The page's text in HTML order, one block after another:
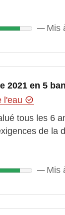
Mis
2021 en 5
l'eau
tous les 6
de la
Mis